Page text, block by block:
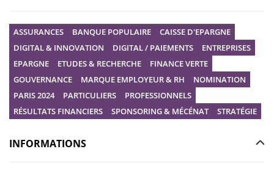
ASSURANCES BANQUE POPULAIRE
CAISSE D'EPARGNE
DIGITAL & INNOVATION
DIGITAL / PAIEMENTS
ENTREPRISES
EPARGNE
ETUDES & RECHERCHE
FINANCE VERTE
GOUVERNANCE
MARQUE EMPLOYEUR & RH
NOMINATION
PARIS 2024
PARTICULIERS
PROFESSIONNELS
RÉSULTATS FINANCIERS
SPONSORING & MÉCÉNAT STRATÉGIE
INFORMATIONS